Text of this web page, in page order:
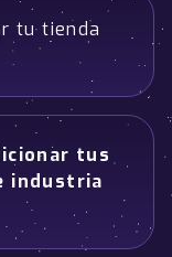
tu tienda
tus
industria